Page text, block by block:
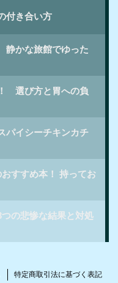
特定商取引法に基づく表記